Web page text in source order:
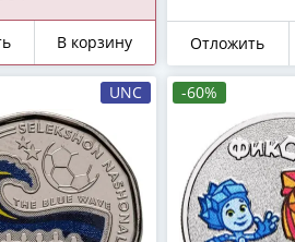
В корзину Отложить
UNC -60%